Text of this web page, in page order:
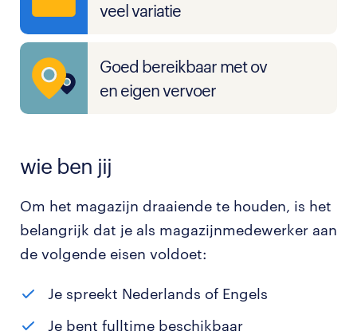
veel variatie
Goed bereikbaar met ov
en eigen vervoer
wie ben jij
Om het magazijn draaiende te houden, is het
belangrijk dat je als magazijnmedewerker aan
de volgende eisen voldoet:
Je spreekt Nederlands of Engels
Je bent fulltime beschikbaar